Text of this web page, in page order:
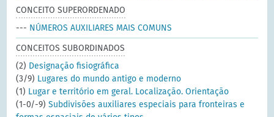
CONCEITO SUPERORDENADO
--- NÚMEROS AUXILIARES MAIS COMUNS
CONCEITOS SUBORDINADOS
(2) Designação fisiográfica
(3/9) Lugares do mundo antigo e moderno
(1) Lugar e território em geral. Localização. Orientação
(1-0/-9)Subdivisões auxiliares especiais para fronteiras e